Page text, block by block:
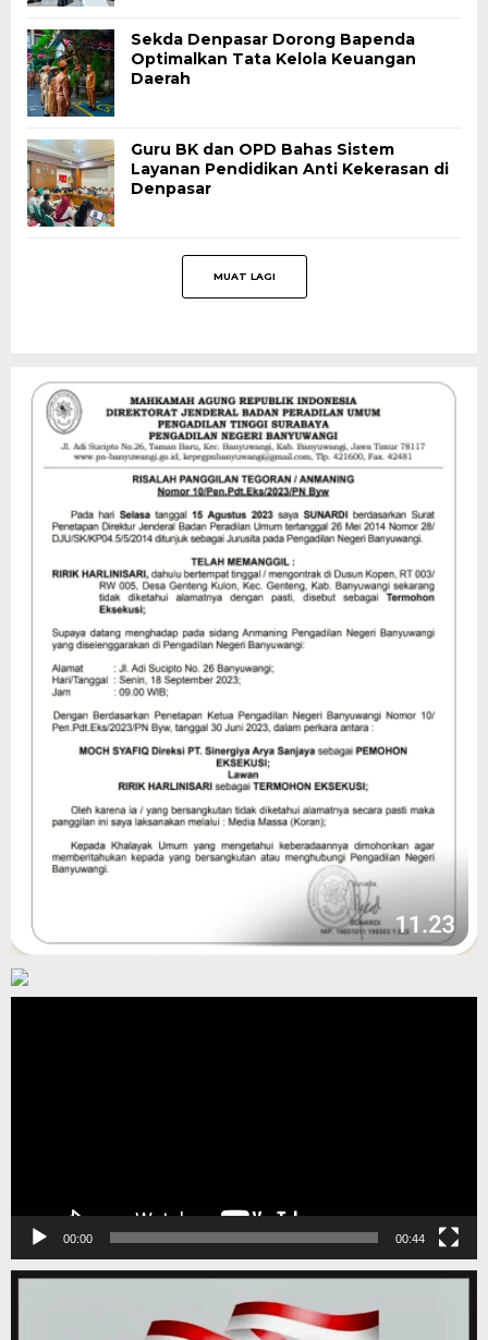
Sekda Denpasar Dorong Bapenda
Optimalkan Tata Kelola Keuangan
Daerah
Guru BK dan OPD Bahas Sistem
Layanan Pendidikan Anti Kekerasan di
Denpasar
00:00 00:44